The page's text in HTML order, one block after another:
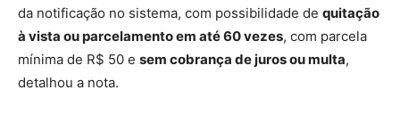
da notificação no sistema, com possibilidade de quitação
à vista ou parcelamento em até 60 vezes, com parcela
mínima de R$ 50 e sem cobrança de juros ou multa,
detalhou a nota.